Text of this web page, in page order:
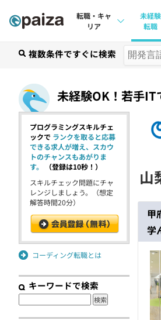
転職・キャ
リア
求人検索
転職エージェント
未経験
転職
求人
複数条件ですぐに検索
未経験OK！若手
山
甲
学
プログラミングスキルチェ
ックで ランクを取ると応募
できる求人が増え、スカウ
トのチャンスもあがりま
す。
（登録は10秒！）
スキルチェック問題にチャ
レンジしましょう。（想定
解答時間20分）
コーディング転職とは
キーワードで検索